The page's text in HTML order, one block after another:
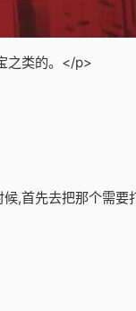
之类的。</p>
,首先去把那个需